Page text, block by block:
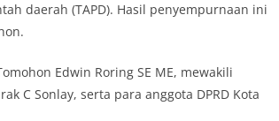
daerah (TAPD). Hasil penyempurnaan ini
Edwin Roring SE ME, mewakili
C Sonlay, serta para anggota DPRD Kota